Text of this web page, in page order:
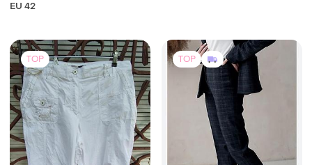
EU 42
TOP TOP